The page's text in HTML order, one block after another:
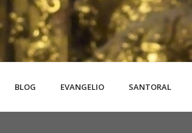
BLOG EVANGELIO SANTORAL